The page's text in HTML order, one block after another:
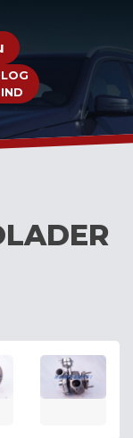
LOG
IND